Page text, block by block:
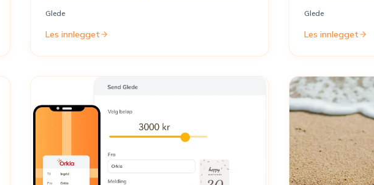
Glede
Les innlegget
Glede
Les innlegget